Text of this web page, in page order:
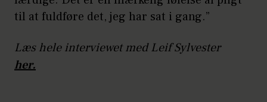
til at fuldføre det, jeg har sat i gang.”
Læs hele interviewet med Leif Sylvester
her.